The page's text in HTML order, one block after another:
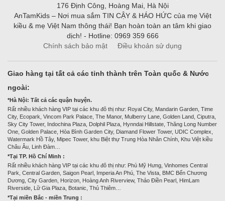
176 Định Công, Hoàng Mai, Hà Nội
AnTamKids – Nơi mua sắm TIN CẬY & HÁO HỨC của mẹ Việt
kiều & mẹ Việt Nam thông thái! Bạn hoàn toàn an tâm khi giao
dịch! - Hotline: 0969 359 666
Chính sách bảo mật
Điều khoản sử dụng
Giao hàng tại tất cả các tỉnh thành trên Toàn quốc & Nước
ngoài:
*Hà Nội: Tất cả các quận huyện.
Rất nhiều khách hàng VIP tại các khu đô thị như: Royal City, Mandarin Garden, Time
City, Ecopark, Vincom Park Palace, The Manor, Mulberry Lane, Golden Land, Ciputra,
Sky City Tower, Indochina Plaza, Dolphil Plaza, Hynndai Hillstate, Thăng Long Number
One, Golden Palace, Hòa Bình Garden City, Diamand Flower Tower, UDIC Complex,
Watermark Hồ Tây, Mipec Tower, khu Biệt thự Trung Hòa Nhân Chính, Khu Việt kiều
Châu Âu, Linh Đàm…
*Tại TP. Hồ Chí Minh :
Rất nhiều khách hàng VIP tại các khu đô thị như: Phú Mỹ Hưng, Vinhomes Central
Park, Central Garden, Saigon Pearl, Imperia An Phú, The Vista, BMC Bến Chương
Dương, City Garden, Horizon, Hoàng Anh Riverview, Thảo Điền Pearl, HimLam
Riverside, Lữ Gia Plaza, Botanic, Thủ Thiêm…
*Tại miền Bắc - miền Trung :